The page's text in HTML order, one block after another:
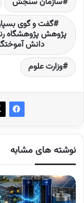
گفت و گوی
پژوهش پژوهشگاه
دانش
وزارت علوم
نوشته های مشابه